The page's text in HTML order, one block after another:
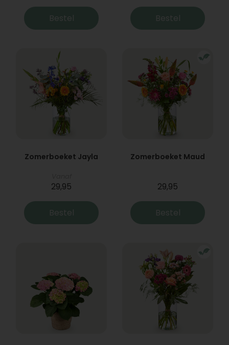
Bestel Bestel
Zomerboeket Jayla
29,95
Bestel
Zomerboeket Maud
29,95
Bestel